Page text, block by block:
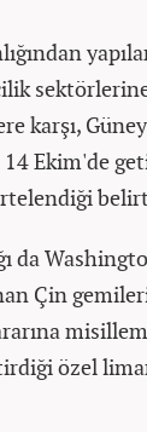
karşı,
Ekim'de
da
Çin
özel